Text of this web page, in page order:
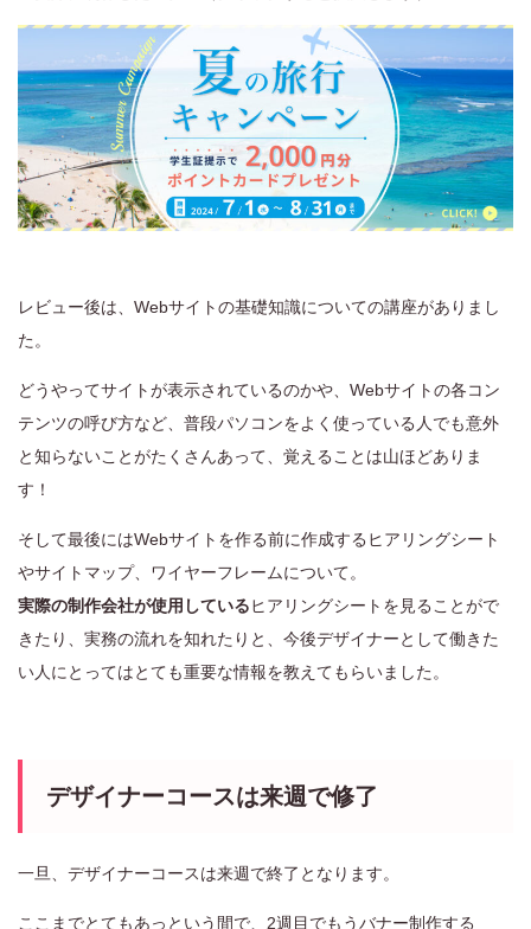
レビュー後は、Webサイトの基礎知識についての講座がありまし
た。
どうやってサイトが表示されているのかや、Webサイトの各コン
テンツの呼び方など、普段パソコンをよく使っている人でも意外
と知らないことがたくさんあって、覚えることは山ほどありま
す！
そして最後にはWebサイトを作る前に作成するヒアリングシート
やサイトマップ、ワイヤーフレームについて。
実際の制作会社が使用しているヒアリングシートを見ることがで
きたり、実務の流れを知れたりと、今後デザイナーとして働きた
い人にとってはとても重要な情報を教えてもらいました。
デザイナーコースは来週で修了
一旦、デザイナーコースは来週で終了となります。
ここまでとてもあっという間で、2週目でもうバナー制作する